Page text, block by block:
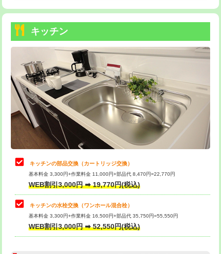
持込商品取付（普通便座⇔温水洗浄便
22,000円
給水管工事※（ホール加工)
給水管工事※（バンド止め) 3,300円
給水管工事※（支持金具設置) 5,500円
給水管工事※（保温材使用（バンド止
め込み）)
5,500円
給水管工事※（土の掘削・埋め戻し作
11,000円
給水管工事※（塩ビ管（VP・HI）使
用/3ｍまで)
給水管工事※（塩ビ管（VP・HI）使
用（追加）/3ｍ超え)
給水管工事※（ライニング鋼管・銅
管・ポリ管・HT管使用/3ｍまで)
44,000円
トーラー機使用/3mまで
追加トーラー機使用/3m超え +3,300円
カメラ調査 33,000円
桝清掃 8,800円
止水・漏水調査・防水処理・清掃・修
理・調整・分解・加工など（軽作業）
11,000円
止水・漏水調査・防水処理・清掃・修
理・調整・分解・加工など（中作業）
22,000円
止水・漏水調査・防水処理・清掃・修
理・調整・分解・加工など（重作業）
33,000円
お風呂タンク脱着
その他部品の脱着
キッチン
キッチンの部品交換（カートリッジ交換）
基本料金 3,300円+作業料金 11,000円+部品代 8,470円=22,770円
WEB割引3,000円 ➡ 19,770円(税込)
キッチンの水栓交換（ワンホール混合栓）
基本料金 3,300円+作業料金 16,500円+部品代 35,750円=55,550円
WEB割引3,000円 ➡ 52,550円(税込)